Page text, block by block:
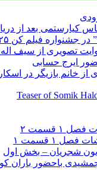
کیارستمی بعد از
جشنواره فیلم کن ۲۰۲۵
تصویری از سیف
خانم بازیگر در
Teaser of Somik
شجریان – بخش اول
باحضور باران